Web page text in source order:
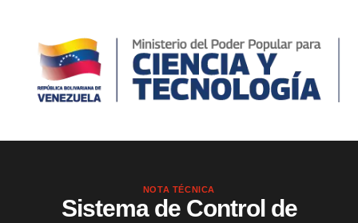
NOTA TÉCNICA
Sistema de Control de